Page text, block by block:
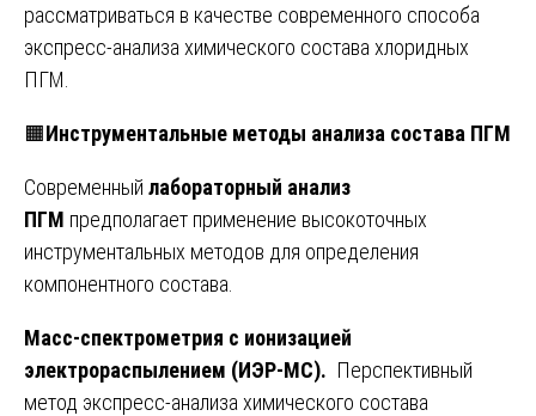
рассматриваться в качестве современного способа
экспресс-анализа химического состава хлоридных
ПГМ.
🟧Инструментальные методы анализа состава ПГМ
Современный лабораторный анализ
ПГМ предполагает применение высокоточных
инструментальных методов для определения
компонентного состава.
Масс-спектрометрия с ионизацией
электрораспылением (ИЭР-МС). Перспективный
метод экспресс-анализа химического состава